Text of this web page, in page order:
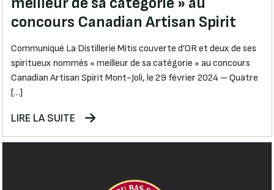
concours Canadian Artisan Spirit
Communiqué La Distillerie Mitis couverte d’OR et deux de ses
spiritueux nommés « meilleur de sa catégorie » au concours
Canadian Artisan Spirit Mont-Joli, le 29 février 2024 – Quatre
[…]
LIRE LA SUITE